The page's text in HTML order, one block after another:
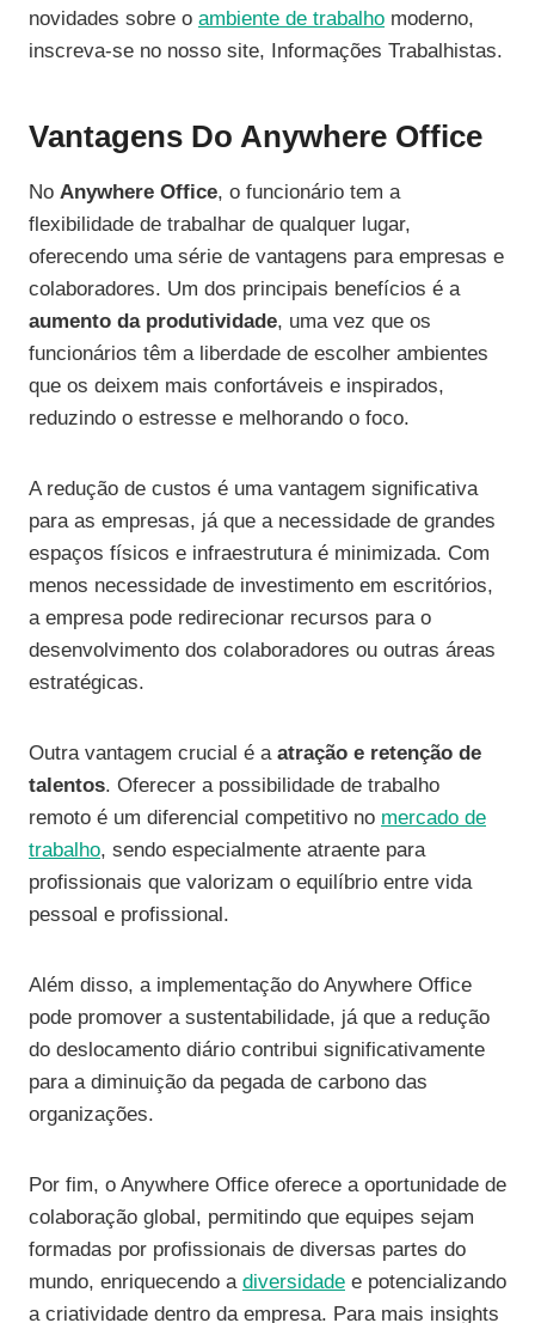
novidades sobre o ambiente de trabalho moderno,
inscreva-se no nosso site, Informações Trabalhistas.
Vantagens Do Anywhere Office
No Anywhere Office, o funcionário tem a
flexibilidade de trabalhar de qualquer lugar,
oferecendo uma série de vantagens para empresas e
colaboradores. Um dos principais benefícios é a
aumento da produtividade, uma vez que os
funcionários têm a liberdade de escolher ambientes
que os deixem mais confortáveis e inspirados,
reduzindo o estresse e melhorando o foco.
A redução de custos é uma vantagem significativa
para as empresas, já que a necessidade de grandes
espaços físicos e infraestrutura é minimizada. Com
menos necessidade de investimento em escritórios,
a empresa pode redirecionar recursos para o
desenvolvimento dos colaboradores ou outras áreas
estratégicas.
Outra vantagem crucial é a atração e retenção de
talentos. Oferecer a possibilidade de trabalho
remoto é um diferencial competitivo no mercado de
trabalho, sendo especialmente atraente para
profissionais que valorizam o equilíbrio entre vida
pessoal e profissional.
Além disso, a implementação do Anywhere Office
pode promover a sustentabilidade, já que a redução
do deslocamento diário contribui significativamente
para a diminuição da pegada de carbono das
organizações.
Por fim, o Anywhere Office oferece a oportunidade de
colaboração global, permitindo que equipes sejam
formadas por profissionais de diversas partes do
mundo, enriquecendo a diversidade e potencializando
a criatividade dentro da empresa. Para mais insights